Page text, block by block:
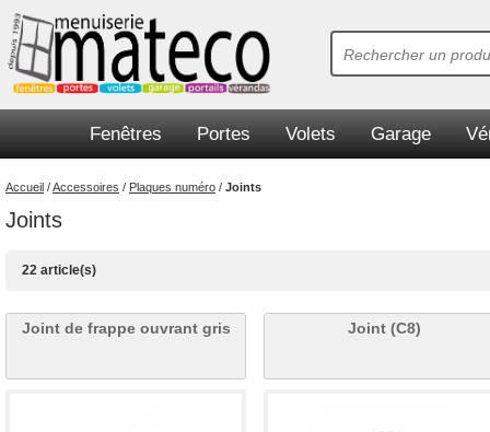
Fenêtres Portes Volets Garage
Accueil /Accessoires / Plaques numéro / Joints
Joints
22 article(s)
Joint de frappe ouvrant gris Joint (C8)